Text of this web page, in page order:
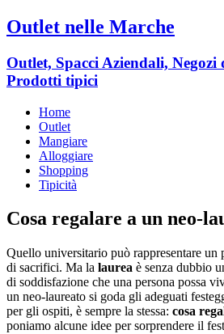
Outlet nelle Marche
Outlet, Spacci Aziendali, Negozi
Prodotti tipici
Home
Outlet
Mangiare
Alloggiare
Shopping
Tipicità
Cosa regalare a un neo-
Quello universitario può rappresentare un
di sacrifici. Ma la laurea è senza dubbio
di soddisfazione che una persona possa
un neo-laureato si goda gli adeguati
per gli ospiti, è sempre la stessa: cosa
poniamo alcune idee per sorprendere il